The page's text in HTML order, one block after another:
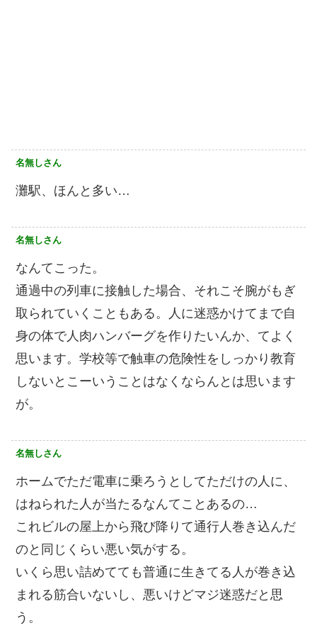
名無しさん
灘駅、ほんと多い…
名無しさん
なんてこった。
通過中の列車に接触した場合、それこそ腕がもぎ
取られていくこともある。人に迷惑かけてまで自
身の体で人肉ハンバーグを作りたいんか、てよく
思います。学校等で触車の危険性をしっかり教育
しないとこーいうことはなくならんとは思います
が。
名無しさん
ホームでただ電車に乗ろうとしてただけの人に、
はねられた人が当たるなんてことあるの…
これビルの屋上から飛び降りて通行人巻き込んだ
のと同じくらい悪い気がする。
いくら思い詰めてても普通に生きてる人が巻き込
まれる筋合いないし、悪いけどマジ迷惑だと思
う。